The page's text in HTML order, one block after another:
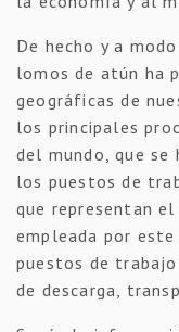
De hecho y a
lomos de atún ha
geográficas de
los principales
del mundo, que
los puestos de
que representan
empleada por
puestos de
de descarga,